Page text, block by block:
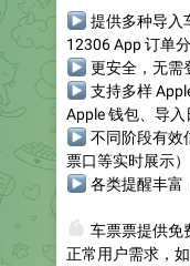
提供多种导入
12306 App 订单
更安全，无需
支持多样
Apple 钱包、导入
不同阶段有效
票口等实时展示）
各类提醒丰富
车票票提供免
正常用户需求，